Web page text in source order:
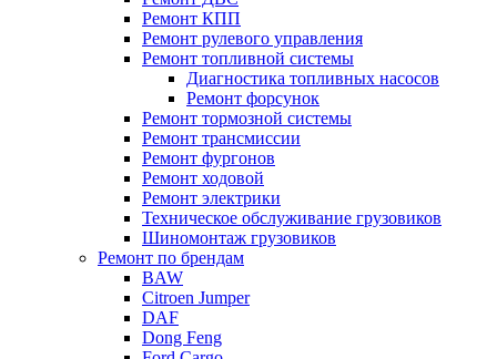
Ремонт КПП
Ремонт рулевого управления
Ремонт топливной системы
Диагностика топливных насосов
Ремонт форсунок
Ремонт тормозной системы
Ремонт трансмиссии
Ремонт фургонов
Ремонт ходовой
Ремонт электрики
Техническое обслуживание грузовиков
Шиномонтаж грузовиков
Ремонт по брендам
BAW
Citroen Jumper
DAF
Dong Feng